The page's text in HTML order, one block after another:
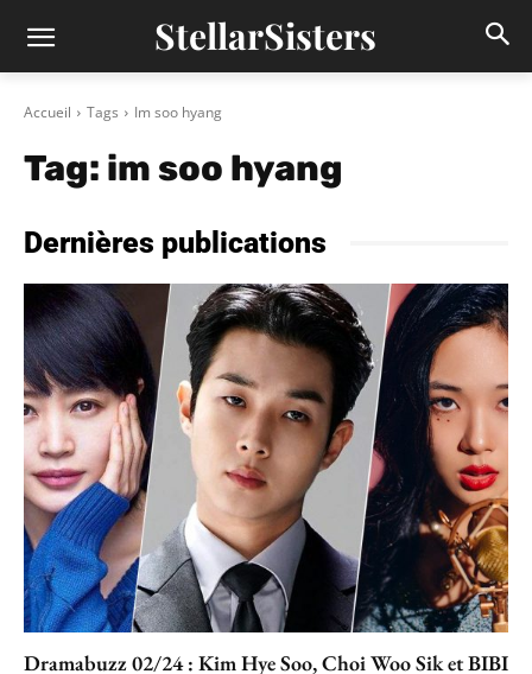
StellarSisters
Accueil Tags Im soo hyang
Tag: im soo hyang
Dernières publications
Dramabuzz 02/24 : Kim Hye Soo, Choi Woo Sik et BIBI